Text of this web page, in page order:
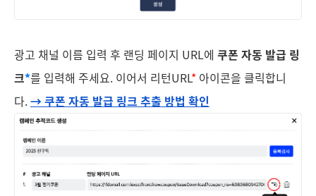
광고 채널 이름 입력 후 랜딩 페이지 URL에 쿠폰 자동 발급 링
크*를 입력해 주세요. 이어서 리턴URL* 아이콘을 클릭합니
다.→ 쿠폰 자동 발급 링크 추출 방법 확인